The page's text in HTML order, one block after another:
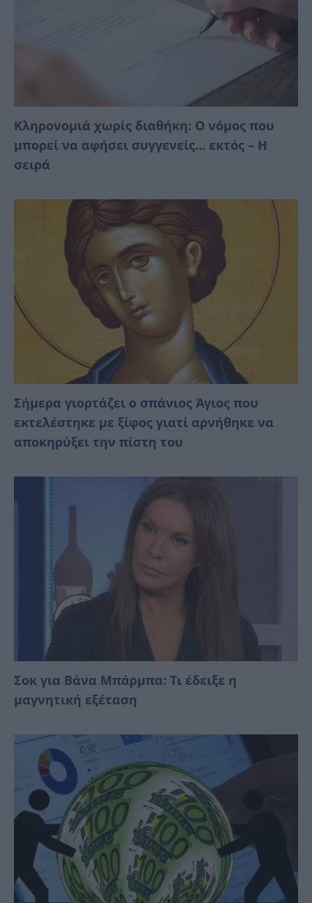
Κληρονομιά χωρίς διαθήκη: Ο νόμος που
μπορεί να αφήσει συγγενείς… εκτός – Η
σειρά
Σήμερα γιορτάζει ο σπάνιος Άγιος που
εκτελέστηκε με ξίφος γιατί αρνήθηκε να
αποκηρύξει την πίστη του
Σoκ για Βάνα Μπάρμπα: Τι έδειξε η
μαγνητική εξέταση